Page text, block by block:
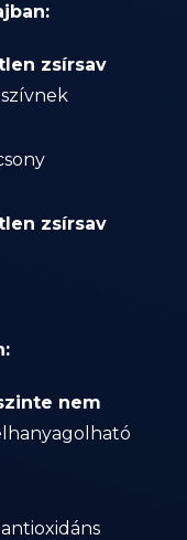
zsírsav
szívnek
zsírsav
nem